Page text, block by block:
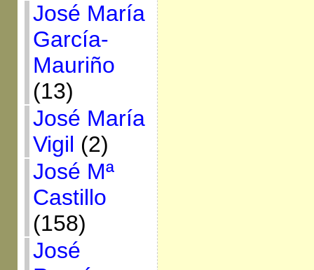
José María
García-
Mauriño
(13)
José María
Vigil (2)
José Mª
Castillo
(158)
José